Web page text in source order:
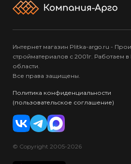
Интернет магазин Plitka-argo.ru -
стройматериалов с 2001г. Работаем
области.
Все права защищены.
Политика конфиденциальности
(пользовательское соглашение)
© Copyright 2005-2026